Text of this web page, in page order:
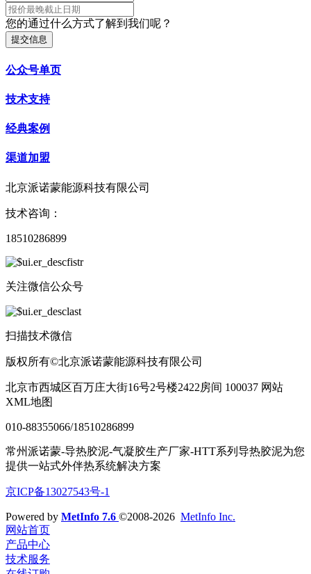
您的通过什么方式了解到我们呢？
提交信息
公众号单页
技术支持
经典案例
渠道加盟
北京派诺蒙能源科技有限公司
技术咨询：
18510286899
关注微信公众号
扫描技术微信
版权所有©北京派诺蒙能源科技有限公司
北京市西城区百万庄大街16号2号楼2422房间 100037 网站
XML地图
010-88355066/18510286899
常州派诺蒙-导热胶泥-气凝胶生产厂家-HTT系列导热胶泥为您
提供一站式外伴热系统解决方案
京ICP备13027543号-1
Powered by MetInfo 7.6 ©2008-2026 MetInfo Inc.
网站首页
产品中心
技术服务